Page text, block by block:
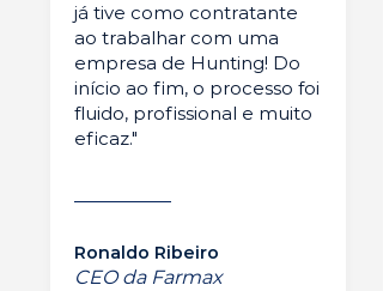
já tive como contratante
ao trabalhar com uma
empresa de Hunting! Do
início ao fim, o processo foi
fluido, profissional e muito
eficaz."
Ronaldo Ribeiro
CEO da Farmax